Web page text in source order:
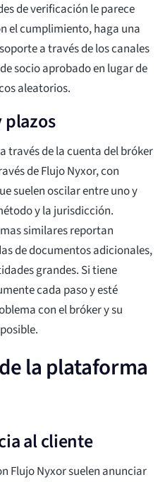
de verificación le parece
el cumplimiento, haga una
a través de los canales
socio aprobado en lugar de
aleatorios.
plazos
través de la cuenta del bróker
de Flujo Nyxor, con
suelen oscilar entre uno y
y la jurisdicción.
similares reportan
de documentos adicionales,
grandes. Si tiene
cada paso y esté
con el bróker y su
la plataforma
al cliente
Flujo Nyxor suelen anunciar